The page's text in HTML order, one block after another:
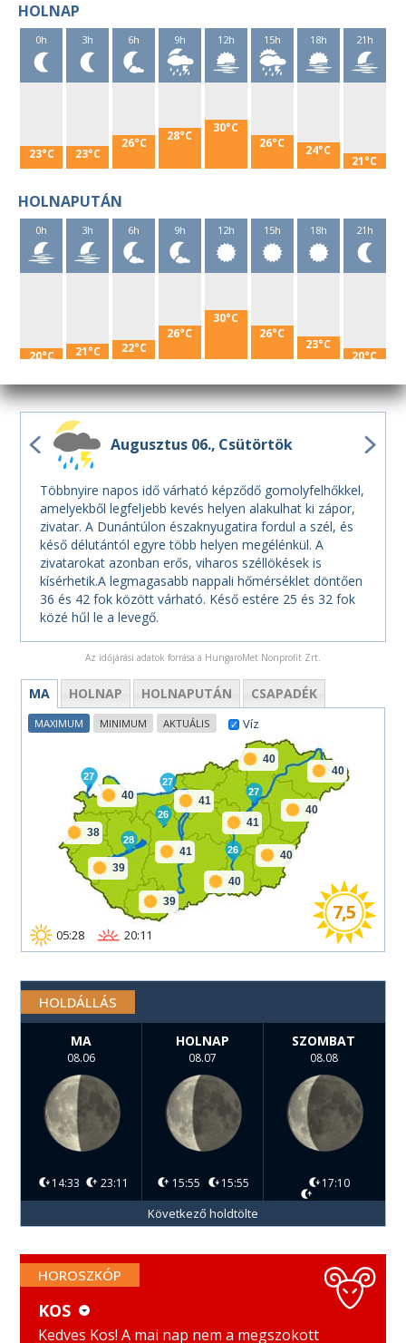
HOLNAP
0h
23°C
3h
23°C
6h
26°C
9h
28°C
12h
30°C
15h
26°C
18h
24°C
21h
21°C
HOLNAPUTÁN
0h
20°C
3h
21°C
6h
22°C
9h
26°C
12h
30°C
15h
26°C
18h
23°C
21h
20°C
Augusztus 06. Csütörtök
Többnyire napos idő várható képződő gomolyfelhőkkel,
amelyekből legfeljebb kevés helyen alakulhat ki zápor,
zivatar. A Dunántúlon északnyugatira fordul a szél, és
késő délutántól egyre több helyen megélénkül. A
zivatarokat azonban erős, viharos széllökések is
kísérhetik.A legmagasabb nappali hőmérséklet döntően
36 és 42 fok között várható. Késő estére 25 és 32 fok
közé hűl le a levegő.
Az időjárási adatok forrása a HungaroMet Nonprofit Zrt.
MA HOLNAP HOLNAPUTÁN CSAPADÉK
40
38
39
41
39
40
41
41
40
40
40
40
27
28
26
27
26
27
05:28 20:11
7,5
Víz
MAXIMUM MINIMUM AKTUÁLIS
HOLDÁLLÁS
MA
08.06
14:33 23:11
HOLNAP
08.07
15:55 15:55
SZOMBAT
08.08
17:10
Következő holdtölte
HOROSZKÓP
KOS
KOS
Kedves Kos! A mai nap nem a megszokott